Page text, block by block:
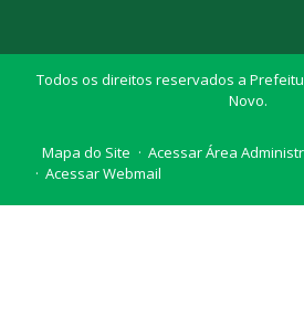
Todos os direitos reservados a
Novo.
Mapa do Site
Acessar Área
Acessar Webmail